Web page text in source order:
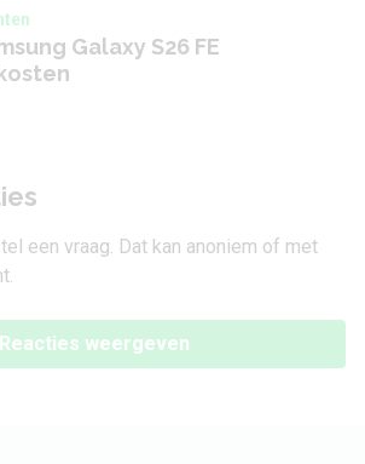
Galaxy S26 FE
een vraag. Dat kan anoniem of met
Reacties weergeven